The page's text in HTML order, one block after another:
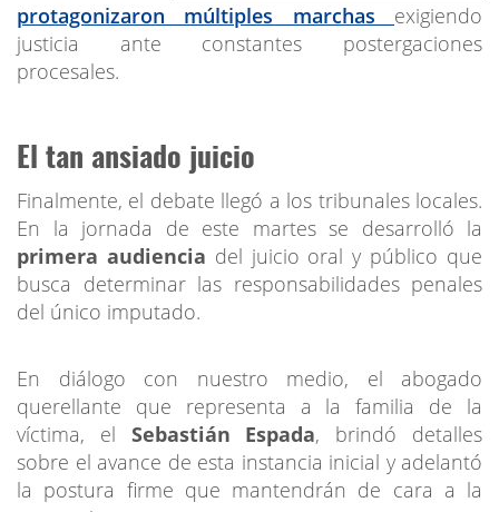
protagonizaron múltiples marchas exigiendo
justicia ante constantes postergaciones
procesales.
El tan ansiado juicio
Finalmente, el debate llegó a los tribunales locales.
En la jornada de este martes se desarrolló la
primera audiencia del juicio oral y público que
busca determinar las responsabilidades penales
del único imputado.
En diálogo con nuestro medio, el abogado
querellante que representa a la familia de la
víctima, el Sebastián Espada, brindó detalles
sobre el avance de esta instancia inicial y adelantó
la postura firme que mantendrán de cara a la